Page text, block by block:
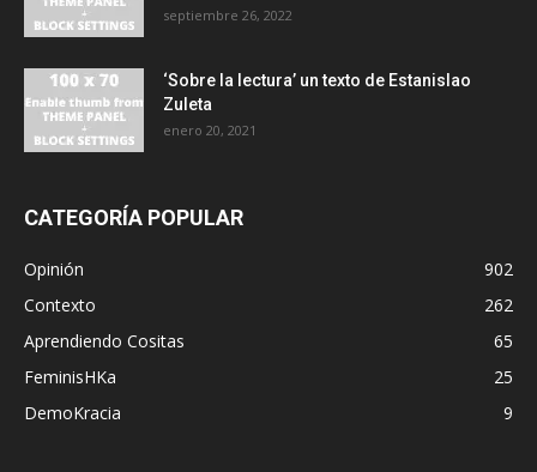
septiembre 26, 2022
‘Sobre la lectura’ un texto de Estanislao
Zuleta
enero 20, 2021
CATEGORÍA POPULAR
Opinión
902
Contexto
262
Aprendiendo Cositas
65
FeminisHKa
25
DemoKracia
9